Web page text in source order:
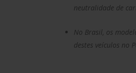
neutralidade de
No Brasil, os
destes veículos no